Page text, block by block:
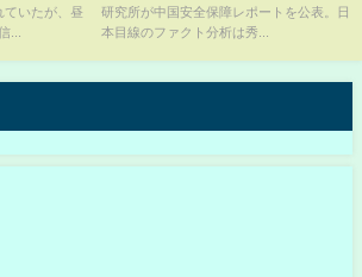
ていたが、昼
...
研究所が中国安全保障レポートを公表。日
本目線のファクト分析は秀...